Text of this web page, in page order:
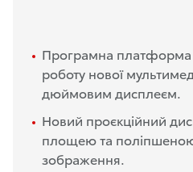
Програмна платформа
роботу нової
дюймовим дисплеєм.
Новий проєкційний
площею та поліпшеною
зображення.